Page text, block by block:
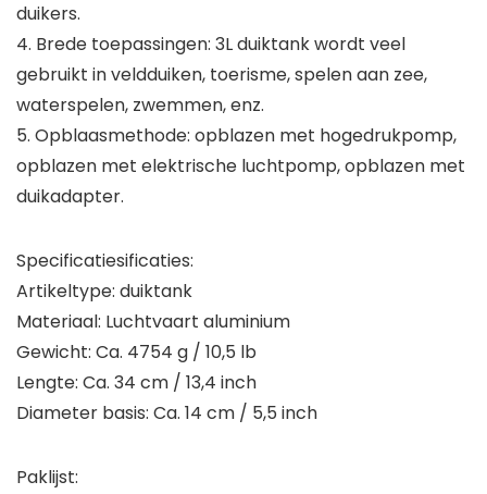
duikers.
4. Brede toepassingen: 3L duiktank wordt veel
gebruikt in veldduiken, toerisme, spelen aan zee,
waterspelen, zwemmen, enz.
5. Opblaasmethode: opblazen met hogedrukpomp,
opblazen met elektrische luchtpomp, opblazen met
duikadapter.
Specificatiesificaties:
Artikeltype: duiktank
Materiaal: Luchtvaart aluminium
Gewicht: Ca. 4754 g / 10,5 lb
Lengte: Ca. 34 cm / 13,4 inch
Diameter basis: Ca. 14 cm / 5,5 inch
Paklijst: